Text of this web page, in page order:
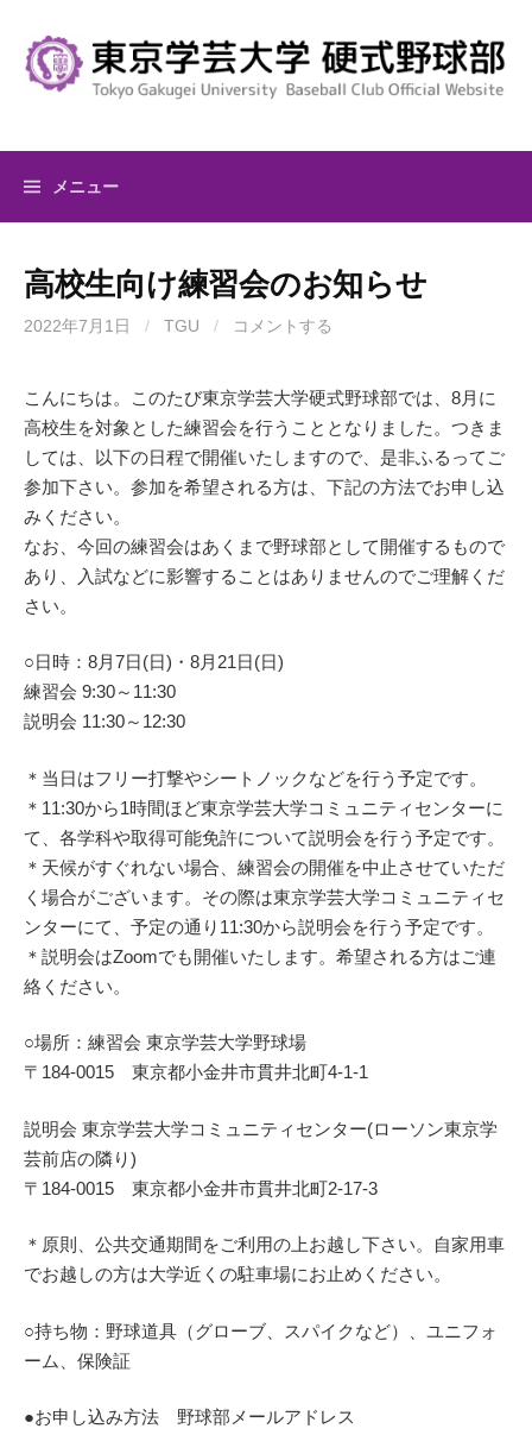
キ
メニュー
高校生向け練習会のお知らせ
2022年7月1日 / TGU / コメントする
こんにちは。このたび東京学芸大学硬式野球部では、8月に
高校生を対象とした練習会を行うこととなりました。つきま
しては、以下の日程で開催いたしますので、是非ふるってご
参加下さい。参加を希望される方は、下記の方法でお申し込
みください。
なお、今回の練習会はあくまで野球部として開催するもので
あり、入試などに影響することはありませんのでご理解くだ
さい。
○日時：8月7日(日)・8月21日(日)
練習会 9:30～11:30
説明会 11:30～12:30
＊当日はフリー打撃やシートノックなどを行う予定です。
＊11:30から1時間ほど東京学芸大学コミュニティセンターに
て、各学科や取得可能免許について説明会を行う予定です。
＊天候がすぐれない場合、練習会の開催を中止させていただ
く場合がございます。その際は東京学芸大学コミュニティセ
ンターにて、予定の通り11:30から説明会を行う予定です。
＊説明会はZoomでも開催いたします。希望される方はご連
絡ください。
○場所：練習会 東京学芸大学野球場
〒184-0015 東京都小金井市貫井北町4-1-1
説明会 東京学芸大学コミュニティセンター(ローソン東京学
芸前店の隣り)
〒184-0015 東京都小金井市貫井北町2-17-3
＊原則、公共交通期間をご利用の上お越し下さい。自家用車
でお越しの方は大学近くの駐車場にお止めください。
○持ち物：野球道具（グローブ、スパイクなど）、ユニフォ
ーム、保険証
●お申し込み方法 野球部メールアドレス